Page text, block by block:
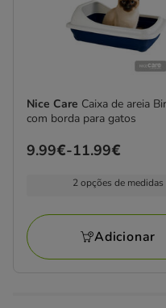
Nice Care Caixa de areia
com borda para gatos
Preço
11.99€
9.99€-11.99€
2 opções de medidas
Adicionar